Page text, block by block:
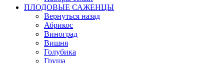
ПЛОДОВЫЕ САЖЕНЦЫ
Вернуться назад
Абрикос
Виноград
Вишня
Голубика
Груша